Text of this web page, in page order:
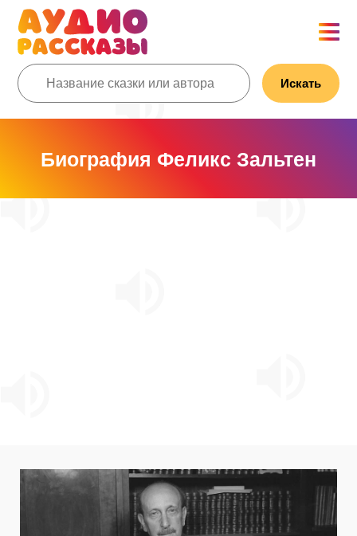
Искать
Биография Феликс Зальтен